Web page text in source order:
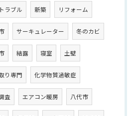
ラブル 新築 リフォーム
サーキュレーター 冬のカビ
結露 寝室 土壁
り専門 化学物質過敏症
査 エアコン暖房 八代市